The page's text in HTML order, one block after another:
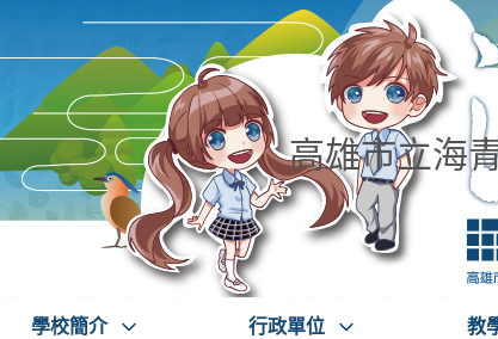
高雄市立海
學校簡介 行政單位 教